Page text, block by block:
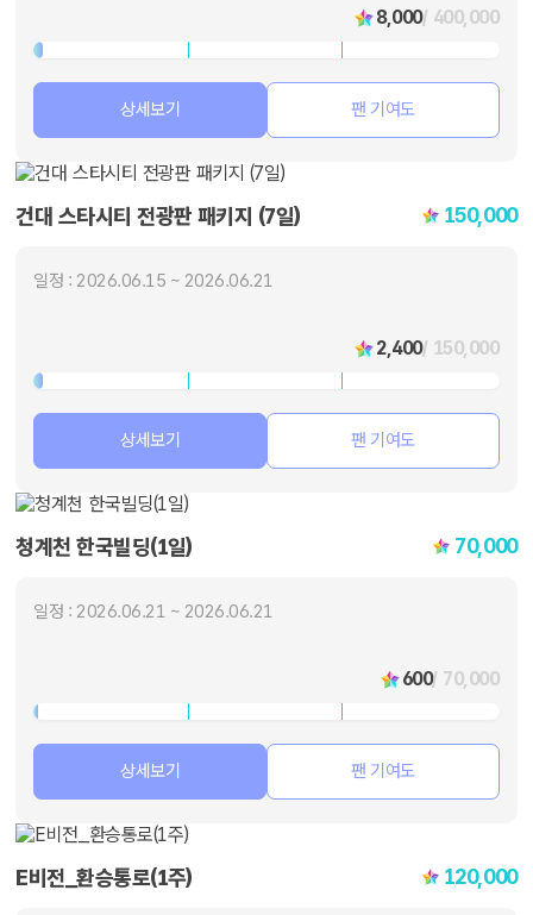
8,000/ 400,000
상세보기 팬 기여도
건대 스타시티 전광판 패키지 (7일) 150,000
일정 : 2026.06.15 ~ 2026.06.21
2,400/ 150,000
상세보기 팬 기여도
청계천 한국빌딩(1일) 70,000
일정 : 2026.06.21 ~ 2026.06.21
600/ 70,000
상세보기 팬 기여도
E비전_환승통로(1주) 120,000